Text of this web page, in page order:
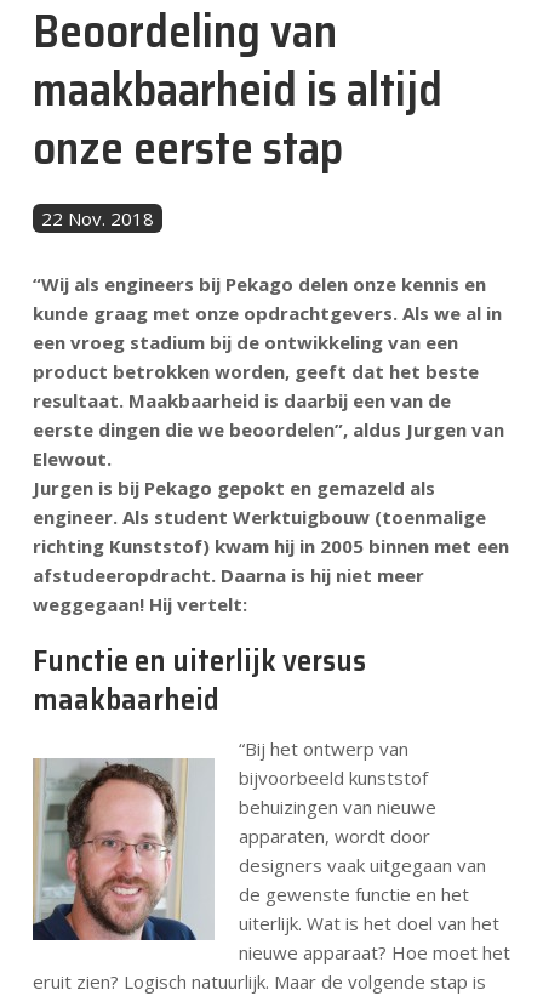
Nachrichten
Kontakt
Beoordeling van
maakbaarheid is altijd
onze eerste stap
22 Nov. 2018
“Wij als engineers bij Pekago delen onze kennis en
kunde graag met onze opdrachtgevers. Als we al in
een vroeg stadium bij de ontwikkeling van een
product betrokken worden, geeft dat het beste
resultaat. Maakbaarheid is daarbij een van de
eerste dingen die we beoordelen”, aldus Jurgen van
Elewout.
Jurgen is bij Pekago gepokt en gemazeld als
engineer. Als student Werktuigbouw (toenmalige
richting Kunststof) kwam hij in 2005 binnen met een
afstudeeropdracht. Daarna is hij niet meer
weggegaan! Hij vertelt:
Functie en uiterlijk versus
maakbaarheid
“Bij het ontwerp van
bijvoorbeeld kunststof
behuizingen van nieuwe
apparaten, wordt door
designers vaak uitgegaan van
de gewenste functie en het
uiterlijk. Wat is het doel van het
nieuwe apparaat? Hoe moet het
eruit zien? Logisch natuurlijk. Maar de volgende stap is